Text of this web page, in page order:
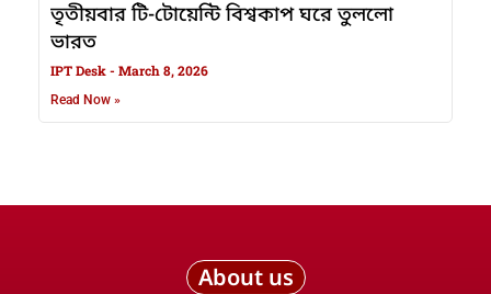
তৃতীয়বার টি-টোয়েন্টি বিশ্বকাপ ঘরে তুললো
ভারত
IPT Desk March 8, 2026
Read Now »
About us